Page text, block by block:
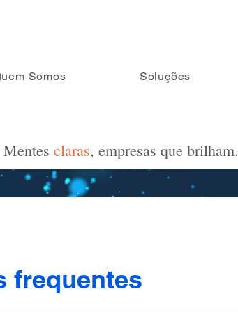
Somos Soluções
frequentes
Mentes claras, empresas que brilham.